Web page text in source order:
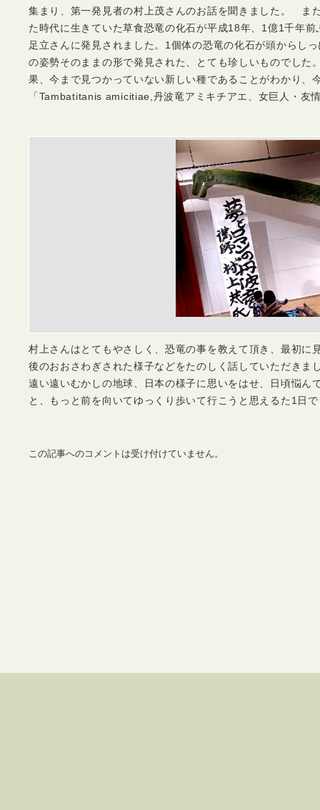
集まり、第一発見者の村上茂さんのお話を聞きました。 ま
た時代に生きていた草食恐竜の化石が平成18年、1億1千年
足立さんに発見されました。1個体の恐竜の化石が頭からし
の姿勢そのままの形で発見された、とても珍しいものでした
果、今まで見つかっていない新しい種であることがわかり、
「Tambatitanis amicitiae,丹波竜アミキチアエ、女巨人・友
村上さんはとてもやさしく、恐竜の事を教えて頂き、最初に
後のおおさわぎされた様子などをたのしく話していただきま
遠い遠いむかしの地球、日本の様子に思いをはせ、日頃悩ん
と、もっと前を向いてゆっくり歩いて行こうと思えるた1日
この記事へのコメントは受け付けていません。